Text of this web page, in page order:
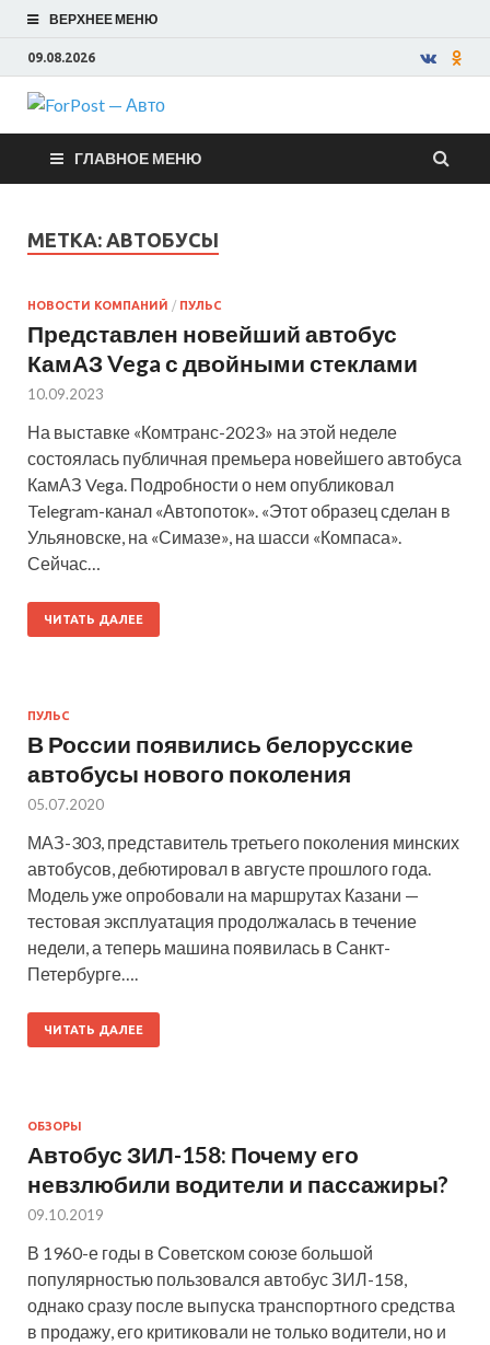
ВЕРХНЕЕ МЕНЮ
09.08.2026
ForPost —
Авто
ГЛАВНОЕ МЕНЮ
МЕТКА: АВТОБУСЫ
НОВОСТИ КОМПАНИЙ / ПУЛЬС
Представлен новейший автобус
КамАЗ Vega с двойными стеклами
10.09.2023
На выставке «Комтранс-2023» на этой неделе
состоялась публичная премьера новейшего автобуса
КамАЗ Vega. Подробности о нем опубликовал
Telegram-канал «Автопоток». «Этот образец сделан в
Ульяновске, на «Симазе», на шасси «Компаса».
Сейчас…
ЧИТАТЬ ДАЛЕЕ
ПУЛЬС
В России появились белорусские
автобусы нового поколения
05.07.2020
МАЗ-303, представитель третьего поколения минских
автобусов, дебютировал в августе прошлого года.
Модель уже опробовали на маршрутах Казани —
тестовая эксплуатация продолжалась в течение
недели, а теперь машина появилась в Санкт-
Петербурге….
ЧИТАТЬ ДАЛЕЕ
ОБЗОРЫ
Автобус ЗИЛ-158: Почему его
невзлюбили водители и пассажиры?
09.10.2019
В 1960-е годы в Советском союзе большой
популярностью пользовался автобус ЗИЛ-158,
однако сразу после выпуска транспортного средства
в продажу, его критиковали не только водители, но и